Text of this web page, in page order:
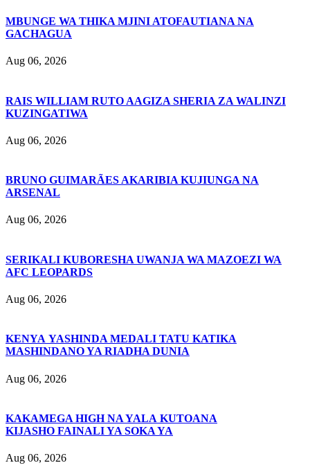
MBUNGE WA THIKA MJINI ATOFAUTIANA NA
GACHAGUA
Aug 06, 2026
RAIS WILLIAM RUTO AAGIZA SHERIA ZA WALINZI
KUZINGATIWA
Aug 06, 2026
BRUNO GUIMARÃES AKARIBIA KUJIUNGA NA
ARSENAL
Aug 06, 2026
SERIKALI KUBORESHA UWANJA WA MAZOEZI WA
AFC LEOPARDS
Aug 06, 2026
KENYA YASHINDA MEDALI TATU KATIKA
MASHINDANO YA RIADHA DUNIA
Aug 06, 2026
KAKAMEGA HIGH NA YALA KUTOANA
KIJASHO FAINALI YA SOKA YA
Aug 06, 2026